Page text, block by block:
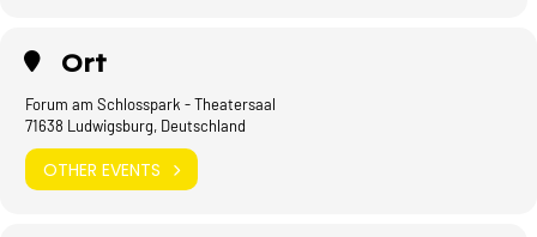
Ort
Forum am Schlosspark - Theatersaal
71638 Ludwigsburg, Deutschland
OTHER EVENTS